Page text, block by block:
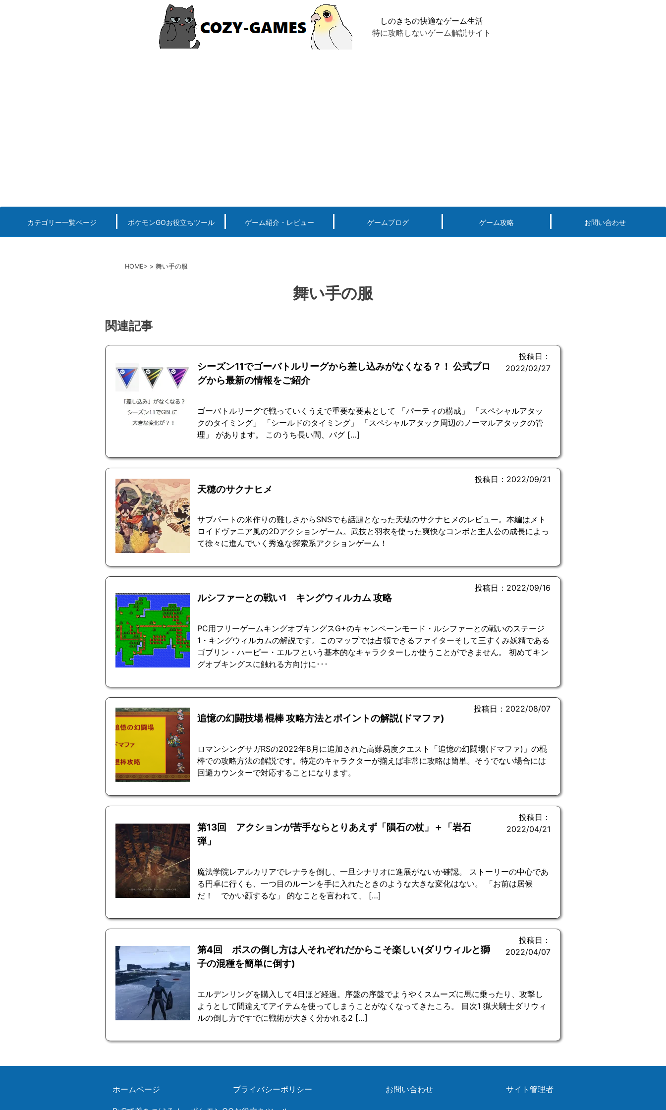
しのきちの快適なゲーム生活
特に攻略しないゲーム解説サイト
カテゴリー一覧ページ ポケモンGOお役立ちツール ゲーム紹介・レビュー ゲームブログ ゲーム攻略 お問い合わせ
HOME 舞い手の服
舞い手の服
関連記事
シーズン11でゴーバトルリーグから差し込みがなくなる？！ 公式ブロ
グから最新の情報をご紹介
投稿日：
2022/02/27
ゴーバトルリーグで戦っていくうえで重要な要素として 「パーティの構成」 「スペシャルアタッ
クのタイミング」 「シールドのタイミング」 「スペシャルアタック周辺のノーマルアタックの管
理」 があります。 このうち長い間、バグ […]
天穂のサクナヒメ
投稿日：2022/09/21
サブパートの米作りの難しさからSNSでも話題となった天穂のサクナヒメのレビュー。本編はメト
ロイドヴァニア風の2Dアクションゲーム。武技と羽衣を使った爽快なコンボと主人公の成長によっ
て徐々に進んでいく秀逸な探索系アクションゲーム！
ルシファーとの戦い1 キングウィルカム 攻略
投稿日：2022/09/16
PC用フリーゲームキングオブキングスG+のキャンペーンモード・ルシファーとの戦いのステージ
1・キングウィルカムの解説です。このマップでは占領できるファイターそして三すくみ妖精である
ゴブリン・ハーピー・エルフという基本的なキャラクターしか使うことができません。 初めてキン
グオブキングスに触れる方向けに･･･
追憶の幻闘技場 棍棒 攻略方法とポイントの解説(ドマファ)
投稿日：2022/08/07
ロマンシングサガRSの2022年8月に追加された高難易度クエスト「追憶の幻闘場(ドマファ)」の棍
棒での攻略方法の解説です。特定のキャラクターが揃えば非常に攻略は簡単。そうでない場合には
回避カウンターで対応することになります。
第13回 アクションが苦手ならとりあえず「隕石の杖」＋「岩石
弾」
投稿日：
2022/04/21
魔法学院レアルカリアでレナラを倒し、一旦シナリオに進展がないか確認。 ストーリーの中心であ
る円卓に行くも、一つ目のルーンを手に入れたときのような大きな変化はない。 「お前は居候
だ！ でかい顔するな」 的なことを言われて、 […]
第4回 ボスの倒し方は人それぞれだからこそ楽しい(ダリウィルと獅
子の混種を簡単に倒す)
投稿日：
2022/04/07
エルデンリングを購入して4日ほど経過。序盤の序盤でようやくスムーズに馬に乗ったり、攻撃し
ようとして間違えてアイテムを使ってしまうことがなくなってきたころ。 目次1 猟犬騎士ダリウィ
ルの倒し方ですでに戦術が大きく分かれる2 […]
ホームページ プライバシーポリシー お問い合わせ サイト管理者